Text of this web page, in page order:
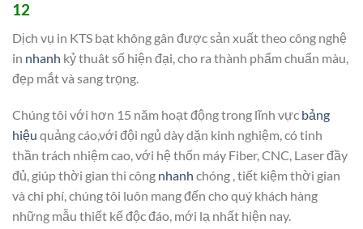
12
Dịch vụ in KTS bạt không gân được sản xuất theo công nghệ
in nhanh kỷ thuât số hiện đại, cho ra thành phẩm chuẩn màu,
đẹp mắt và sang trọng.
Chúng tôi với hơn 15 năm hoạt động trong lĩnh vực bảng
hiệu quảng cáo,với đội ngủ dày dặn kinh nghiệm, có tinh
thần trách nhiệm cao, với hệ thốn máy Fiber, CNC, Laser đầy
đủ, giúp thời gian thi công nhanh chóng , tiết kiệm thời gian
và chi phí, chúng tôi luôn mang đến cho quý khách hàng
những mẫu thiết kế độc đáo, mới lạ nhất hiện nay.